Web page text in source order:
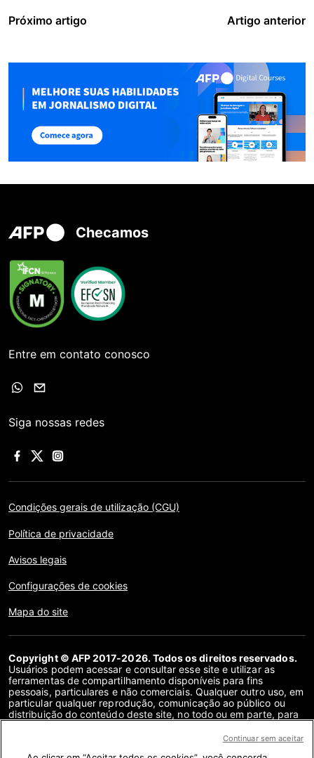
Próximo artigo Artigo anterior
Checamos
Entre em contato conosco
Siga nossas redes
Condições gerais de utilização (CGU)
Política de privacidade
Avisos legais
Configurações de cookies
Mapa do site
Copyright © AFP 2017-2026. Todos os direitos reservados.
Usuários podem acessar e consultar esse site e utilizar as
ferramentas de compartilhamento disponíveis para fins
pessoais, particulares e não comerciais. Qualquer outro uso, em
particular qualquer reprodução, comunicação ao público ou
distribuição do conteúdo deste site, no todo ou em parte, para
contrato de licença específico assinado com a AFP, éContinuar sem aceitar